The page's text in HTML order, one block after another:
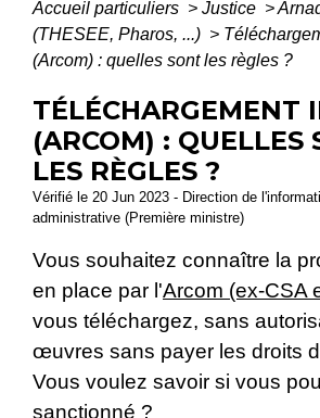
Accueil particuliers > Justice >
(THESEE, Pharos, ...) >
(Arcom) : quelles sont les règles ?
TÉLÉCHARGEMENT
(ARCOM) : QUELLES
LES RÈGLES ?
Vérifié le 20 Jun 2023 - Direction de
administrative (Première ministre)
Vous souhaitez connaître la
en place par l'Arcom (ex-CSA
vous téléchargez, sans
œuvres sans payer les droits
Vous voulez savoir si vous
sanctionné ?